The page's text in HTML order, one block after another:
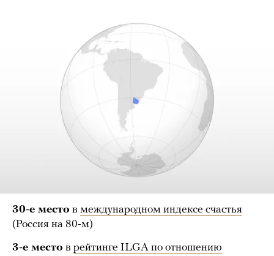
30-е место в международном индексе счастья
(Россия на 80-м)
3-е место в рейтинге ILGA по отношению